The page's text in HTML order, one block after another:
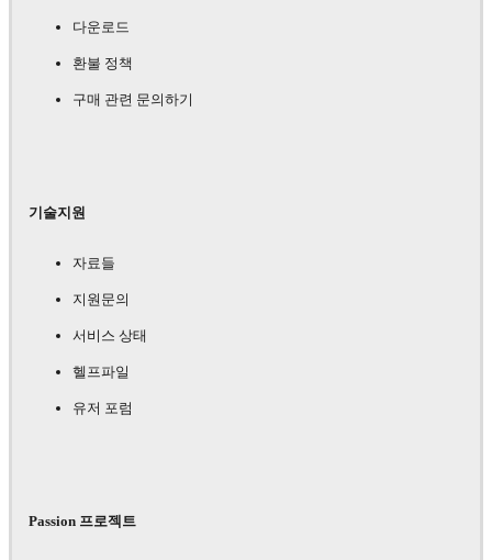
다운로드
환불 정책
구매 관련 문의하기
기술지원
자료들
지원문의
서비스 상태
헬프파일
유저 포럼
Passion 프로젝트